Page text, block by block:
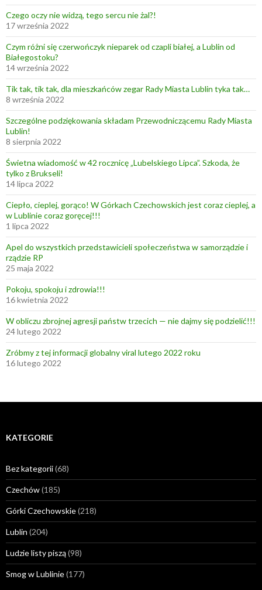
Czego oczy nie widzą, tego sercu nie żal?!
17 września 2022
Czym różni się czerwończyk nieparek od czapli białej, a Lublin od
Białegostoku?
14 września 2022
Tik tak, tik tak, dla mieszkańców zegar Rady Miasta Lublin tyka tak…
8 września 2022
Szczególne podziękowania składam Przewodniczącemu Rady Miasta
Lublin!
8 sierpnia 2022
Świetna wiadomość w 42 rocznicę „Lubelskiego Lipca”. Szkoda, że
tylko z Brukseli!
14 lipca 2022
Ciepło, cieplej, gorąco! W Górkach Czechowskich jest coraz cieplej, a
w Lublinie coraz goręcej!!!
1 lipca 2022
Apel do wszystkich przedstawicieli społeczeństwa w samorządzie i
rządzie RP
25 maja 2022
Pokoju, spokoju i zdrowia!!!
16 kwietnia 2022
W obliczu zbrojnej agresji państw trzecich — nie dajmy się podzielić!!!
24 lutego 2022
Zróbmy z tej informacji globalny viral lutego 2022 roku
16 lutego 2022
KATEGORIE
Bez kategorii(68)
Czechów(185)
Górki Czechowskie(218)
Lublin (204)
Ludzie listy piszą(98)
Smog w Lublinie(177)